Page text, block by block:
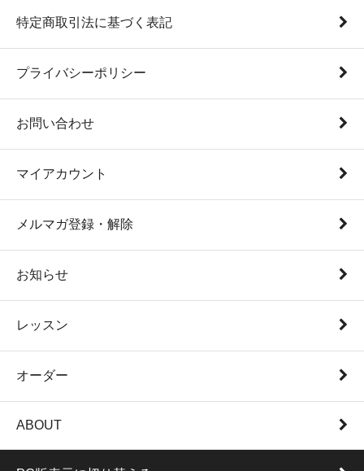
特定商取引法に基づく表記
プライバシーポリシー
お問い合わせ
マイアカウント
メルマガ登録・解除
お知らせ
レッスン
オーダー
ABOUT